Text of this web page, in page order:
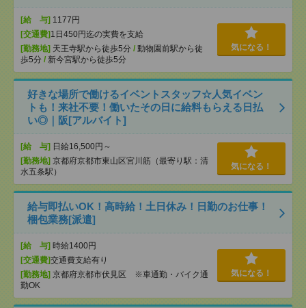
[給 与] 1177円
[交通費] 1日450円迄の実費を支給
[勤務地] 天王寺駅から徒歩5分 / 動物園前駅から徒
歩5分 / 新今宮駅から徒歩5分
気になる！
好きな場所で働けるイベントスタッフ☆人気イベン
トも！来社不要！働いたその日に給料もらえる日払
い◎｜阪[アルバイト]
[給 与] 日給16,500円～
[勤務地] 京都府京都市東山区宮川筋（最寄り駅：清
水五条駅）
気になる！
給与即払いOK！高時給！土日休み！日勤のお仕事！
梱包業務[派遣]
[給 与] 時給1400円
[交通費]交通費支給有り
[勤務地] 京都府京都市伏見区 ※車通勤・バイク通
勤OK
気になる！